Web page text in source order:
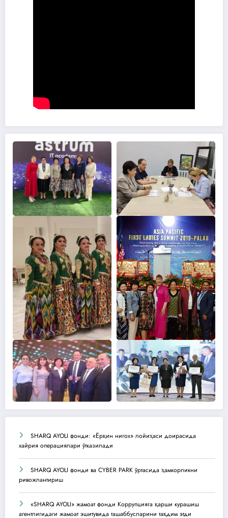
SHARQ AYOLI фонди: «Ёрқин нигох» лойиҳаси доирасида
хайрия операциялари ўтказилади
SHARQ AYOLI фонди ва CYBER PARK ўртасида ҳамкорликни
ривожлантириш
«SHARQ AYOLI» жамоат фонди Коррупцияга қарши курашиш
агентлигидаги жамоат эшитувида ташаббусларини тақдим этди